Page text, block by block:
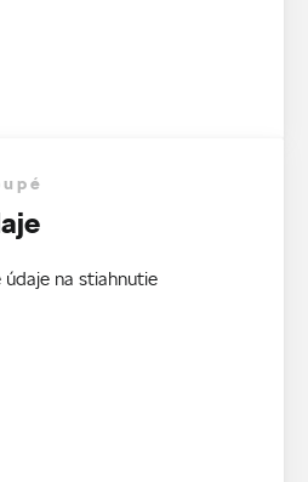
na stiahnutie